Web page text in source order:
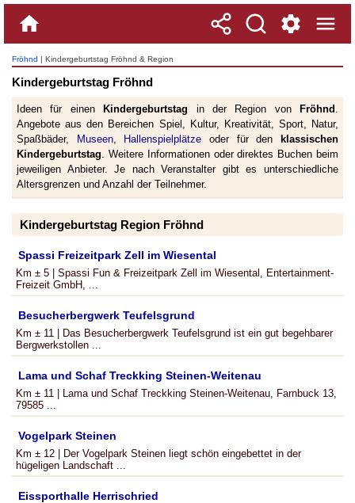
Fröhnd | Kindergeburtstag Fröhnd & Region
Kindergeburtstag Fröhnd
Ideen für einen Kindergeburtstag in der Region von Fröhnd .
Angebote aus den Bereichen Spiel, Kultur, Kreativität, Sport, Natur,
Spaßbäder,
Museen, Hallenspielplätze oder für den
klassischen
Kindergeburtstag. Weitere Informationen oder direktes Buchen beim
jeweiligen Anbieter. Je nach Veranstalter gibt es unterschiedliche
Altersgrenzen und Anzahl der Teilnehmer.
Kindergeburtstag Region Fröhnd
Spassi Freizeitpark Zell im Wiesental
Km ± 5 | Spassi Fun & Freizeitpark Zell im Wiesental, Entertainment-
Freizeit GmbH, ...
Besucherbergwerk Teufelsgrund
Km ± 11 | Das Besucherbergwerk Teufelsgrund ist ein gut begehbarer
Bergwerkstollen ...
Lama und Schaf Treckking Steinen-Weitenau
Km ± 11 | Lama und Schaf Treckking Steinen-Weitenau, Farnbuck 13,
79585 ...
Vogelpark Steinen
Km ± 12 | Der Vogelpark Steinen liegt schön eingebettet in der
hügeligen Landschaft ...
Eissporthalle Herrischried